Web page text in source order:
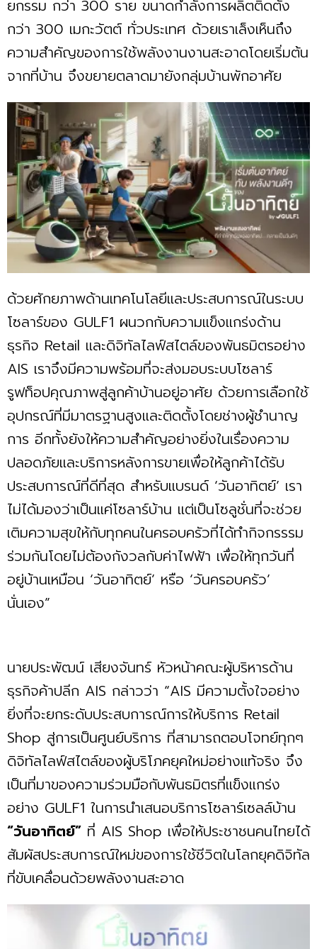
ยกรรม กว่า 300 ราย ขนาดกำลังการผลิตติดตั้ง
กว่า 300 เมกะวัตต์ ทั่วประเทศ ด้วยเราเล็งเห็นถึง
ความสำคัญของการใช้พลังงานงานสะอาดโดยเริ่มต้น
จากที่บ้าน จึงขยายตลาดมายังกลุ่มบ้านพักอาศัย
ด้วยศักยภาพด้านเทคโนโลยีและประสบการณ์ในระบบ
โซลาร์ของ GULF1 ผนวกกับความแข็งแกร่งด้าน
ธุรกิจ Retail และดิจิทัลไลฟ์สไตล์ของพันธมิตรอย่าง
AIS เราจึงมีความพร้อมที่จะส่งมอบระบบโซลาร์
รูฟท็อปคุณภาพสู่ลูกค้าบ้านอยู่อาศัย ด้วยการเลือกใช้
อุปกรณ์ที่มีมาตรฐานสูงและติดตั้งโดยช่างผู้ชำนาญ
การ อีกทั้งยังให้ความสำคัญอย่างยิ่งในเรื่องความ
ปลอดภัยและบริการหลังการขายเพื่อให้ลูกค้าได้รับ
ประสบการณ์ที่ดีที่สุด สำหรับแบรนด์ ‘วันอาทิตย์’ เรา
ไม่ได้มองว่าเป็นแค่โซลาร์บ้าน แต่เป็นโซลูชั่นที่จะช่วย
เติมความสุขให้กับทุกคนในครอบครัวที่ได้ทำกิจกรรรม
ร่วมกันโดยไม่ต้องกังวลกับค่าไฟฟ้า เพื่อให้ทุกวันที่
อยู่บ้านเหมือน ‘วันอาทิตย์’ หรือ ‘วันครอบครัว’
นั่นเอง”
นายประพัฒน์ เสียงจันทร์ หัวหน้าคณะผู้บริหารด้าน
ธุรกิจค้าปลีก AIS กล่าวว่า “AIS มีความตั้งใจอย่าง
ยิ่งที่จะยกระดับประสบการณ์การให้บริการ Retail
Shop สู่การเป็นศูนย์บริการ ที่สามารถตอบโจทย์ทุกๆ
ดิจิทัลไลฟ์สไตล์ของผู้บริโภคยุคใหม่อย่างแท้จริง จึง
เป็นที่มาของความร่วมมือกับพันธมิตรที่แข็งแกร่ง
อย่าง GULF1 ในการนำเสนอบริการโซลาร์เซลล์บ้าน
“วันอาทิตย์” ที่ AIS Shop เพื่อให้ประชาชนคนไทยได้
สัมผัสประสบการณ์ใหม่ของการใช้ชีวิตในโลกยุคดิจิทัล
ที่ขับเคลื่อนด้วยพลังงานสะอาด